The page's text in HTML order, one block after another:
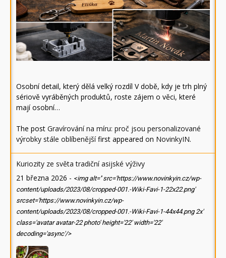
Osobní detail, který dělá velký rozdíl V době, kdy je trh plný
sériově vyráběných produktů, roste zájem o věci, které
mají osobní…
The post Gravírování na míru: proč jsou personalizované
výrobky stále oblíbenějšífirst appeared on NovinkyIN.
Kuriozity ze světa tradiční asijské výživy
21 března 2026 - <img alt='' src='https://www.novinkyin.cz/wp-
content/uploads/2023/08/cropped-001.-Wiki-Favi-1-22x22.png'
srcset='https://www.novinkyin.cz/wp-
content/uploads/2023/08/cropped-001.-Wiki-Favi-1-44x44.png 2x'
class='avatar avatar-22 photo' height='22' width='22'
decoding='async'/>